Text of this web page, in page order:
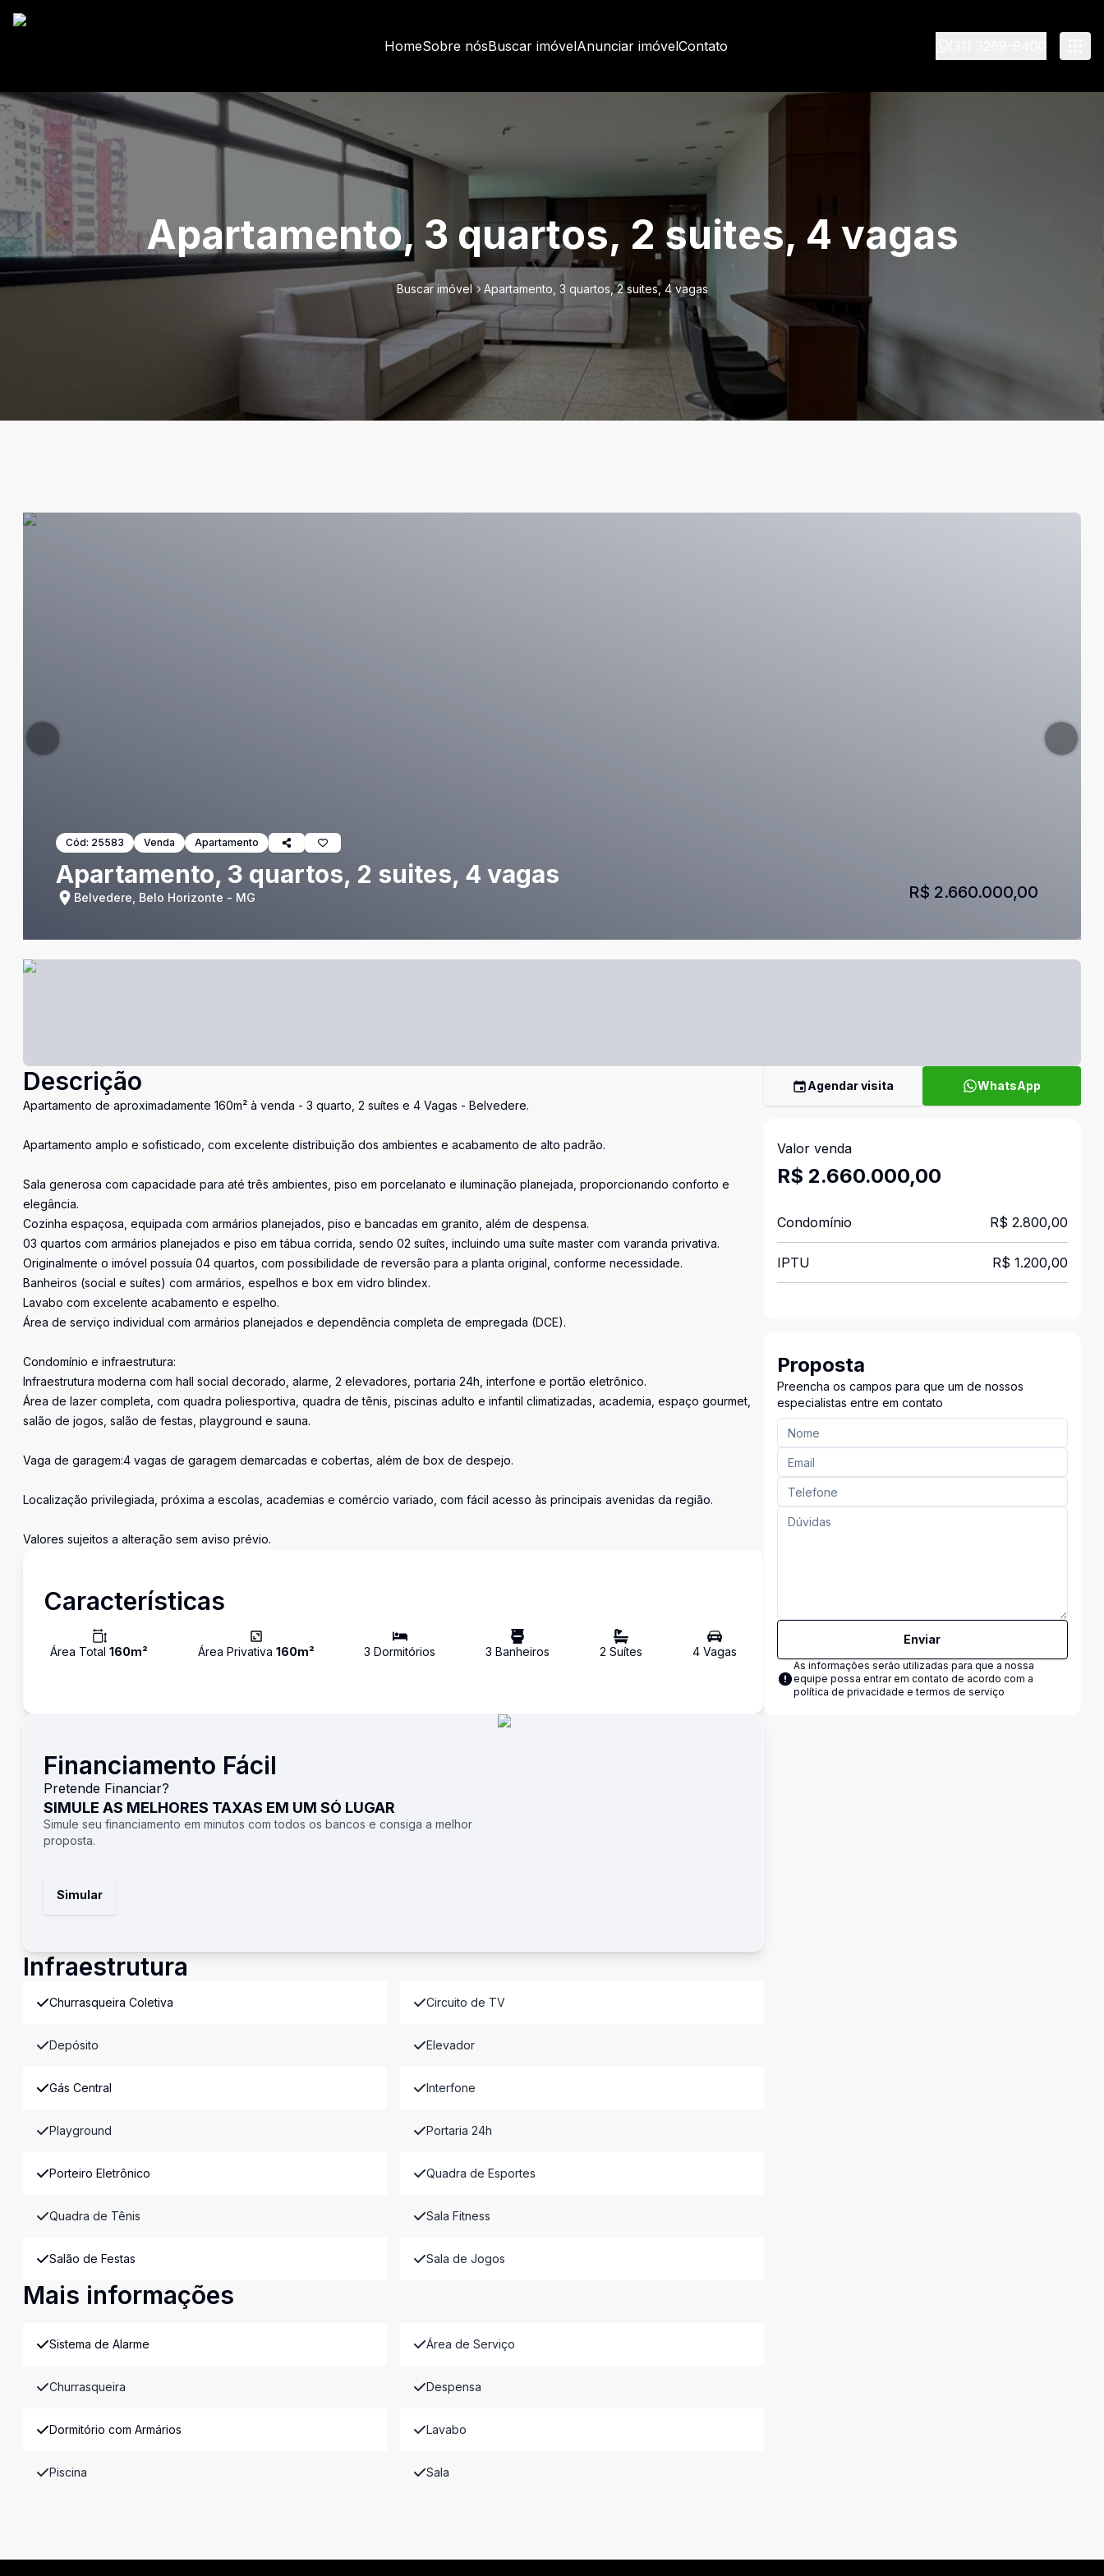
HomeSobre nósBuscar imóvelAnunciar imóvelContato
Apartamento, 3 quartos, 2 suites, 4 vagas
Buscar imóvel Apartamento, 3 quartos, 2 suites, 4 vagas
Cód: 25583 Venda Apartamento
Apartamento, 3 quartos, 2 suites, 4 vagas
Belvedere, Belo Horizonte - MG R$ 2.660.000,00
Descrição
Apartamento de aproximadamente 160m² à venda - 3 quarto, 2 suítes e 4 Vagas - Belvedere.
Apartamento amplo e sofisticado, com excelente distribuição dos ambientes e acabamento de alto padrão.
Sala generosa com capacidade para até três ambientes, piso em porcelanato e iluminação planejada, proporcionando conforto e
elegância.
Cozinha espaçosa, equipada com armários planejados, piso e bancadas em granito, além de despensa.
03 quartos com armários planejados e piso em tábua corrida, sendo 02 suítes, incluindo uma suíte master com varanda privativa.
Originalmente o imóvel possuía 04 quartos, com possibilidade de reversão para a planta original, conforme necessidade.
Banheiros (social e suítes) com armários, espelhos e box em vidro blindex.
Lavabo com excelente acabamento e espelho.
Área de serviço individual com armários planejados e dependência completa de empregada (DCE).
Condomínio e infraestrutura:
Infraestrutura moderna com hall social decorado, alarme, 2 elevadores, portaria 24h, interfone e portão eletrônico.
Área de lazer completa, com quadra poliesportiva, quadra de tênis, piscinas adulto e infantil climatizadas, academia, espaço gourmet,
salão de jogos, salão de festas, playground e sauna.
Vaga de garagem:4 vagas de garagem demarcadas e cobertas, além de box de despejo.
Localização privilegiada, próxima a escolas, academias e comércio variado, com fácil acesso às principais avenidas da região.
Valores sujeitos a alteração sem aviso prévio.
Características
Área Total 160m² Área Privativa 160m² 3 Dormitórios 3 Banheiros 2 Suítes 4Vagas
Financiamento Fácil
Pretende Financiar?
SIMULE AS MELHORES TAXAS EM UM SÓ LUGAR
Simule seu financiamento em minutos com todos os bancos e consiga a melhor
proposta.
Simular
Infraestrutura
Churrasqueira Coletiva Circuito de TV
Depósito Elevador
Gás Central Interfone
Playground Portaria 24h
Porteiro Eletrônico Quadra de Esportes
Quadra de Tênis Sala Fitness
Salão de Festas Sala de Jogos
Mais informações
Sistema de Alarme Área de Serviço
Churrasqueira Despensa
Dormitório com Armários Lavabo
Piscina Sala
Agendar visita WhatsApp
Valor venda
R$ 2.660.000,00
Condomínio R$ 2.800,00
IPTU R$ 1.200,00
Proposta
Preencha os campos para que um de nossos
especialistas entre em contato
Enviar
As informações serão utilizadas para que a nossa
equipe possa entrar em contato de acordo com a
política de privacidade e termos de serviço